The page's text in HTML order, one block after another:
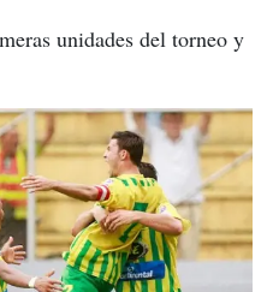
unidades del torneo y